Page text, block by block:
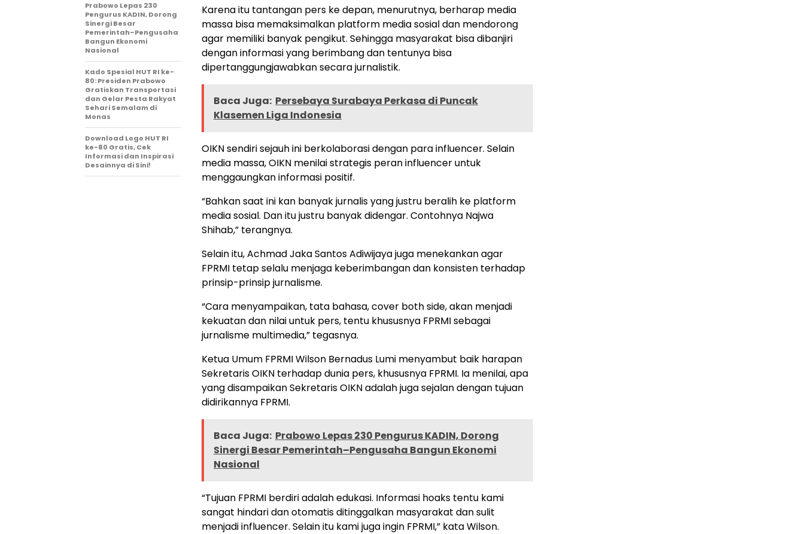
Karena itu tantangan pers ke depan, menurutnya, berharap media
massa bisa memaksimalkan platform media sosial dan mendorong
agar memiliki banyak pengikut. Sehingga masyarakat bisa dibanjiri
dengan informasi yang berimbang dan tentunya bisa
dipertanggungjawabkan secara jurnalistik.
Baca Juga: Persebaya Surabaya Perkasa di Puncak
Klasemen Liga Indonesia
OIKN sendiri sejauh ini berkolaborasi dengan para influencer. Selain
media massa, OIKN menilai strategis peran influencer untuk
menggaungkan informasi positif.
“Bahkan saat ini kan banyak jurnalis yang justru beralih ke platform
media sosial. Dan itu justru banyak didengar. Contohnya Najwa
Shihab,” terangnya.
Selain itu, Achmad Jaka Santos Adiwijaya juga menekankan agar
FPRMI tetap selalu menjaga keberimbangan dan konsisten terhadap
prinsip-prinsip jurnalisme.
“Cara menyampaikan, tata bahasa, cover both side, akan menjadi
kekuatan dan nilai untuk pers, tentu khususnya FPRMI sebagai
jurnalisme multimedia,” tegasnya.
Ketua Umum FPRMI Wilson Bernadus Lumi menyambut baik harapan
Sekretaris OIKN terhadap dunia pers, khususnya FPRMI. Ia menilai, apa
yang disampaikan Sekretaris OIKN adalah juga sejalan dengan tujuan
didirikannya FPRMI.
Baca Juga: Prabowo Lepas 230 Pengurus KADIN, Dorong
Sinergi Besar Pemerintah–Pengusaha Bangun Ekonomi
Nasional
“Tujuan FPRMI berdiri adalah edukasi. Informasi hoaks tentu kami
sangat hindari dan otomatis ditinggalkan masyarakat dan sulit
menjadi influencer. Selain itu kami juga ingin FPRMI,” kata Wilson.
Prabowo Lepas 230
Pengurus KADIN, Dorong
Sinergi Besar
Pemerintah–Pengusaha
Bangun Ekonomi
Nasional
Kado Spesial HUT RI ke-
80: Presiden Prabowo
Gratiskan Transportasi
dan Gelar Pesta Rakyat
Sehari Semalam di
Monas
Download Logo HUT RI
ke-80 Gratis, Cek
Informasi dan Inspirasi
Desainnya di Sini!